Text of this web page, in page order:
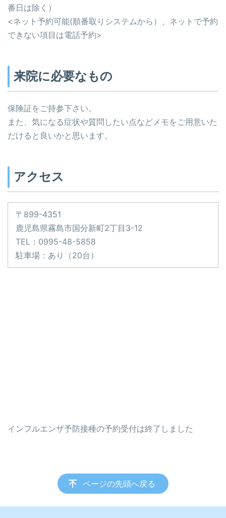
番日は除く）
<ネット予約可能(順番取りシステムから）、ネットで予約
できない項目は電話予約>
来院に必要なもの
保険証をご持参下さい。
また、気になる症状や質問したい点などメモをご用意いた
だけると良いかと思います。
アクセス
〒899-4351
鹿児島県霧島市国分新町2丁目3-12
TEL：0995-48-5858
駐車場：あり（20台）
インフルエンザ予防接種の予約受付は終了しました
ページの先頭へ戻る